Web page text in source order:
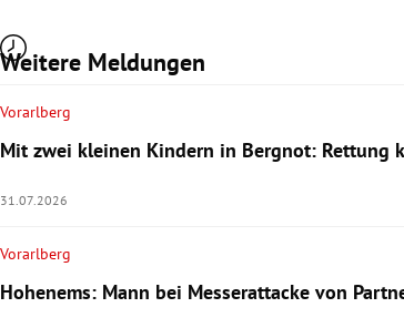
Weitere Meldungen
Vorarlberg
Mit zwei kleinen Kindern in Bergnot: Rettung
31.07.2026
Vorarlberg
Hohenems: Mann bei Messerattacke von